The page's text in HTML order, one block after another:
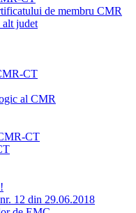
de membru CMR
judet
CT
al CMR
CT
12 din 29.06.2018